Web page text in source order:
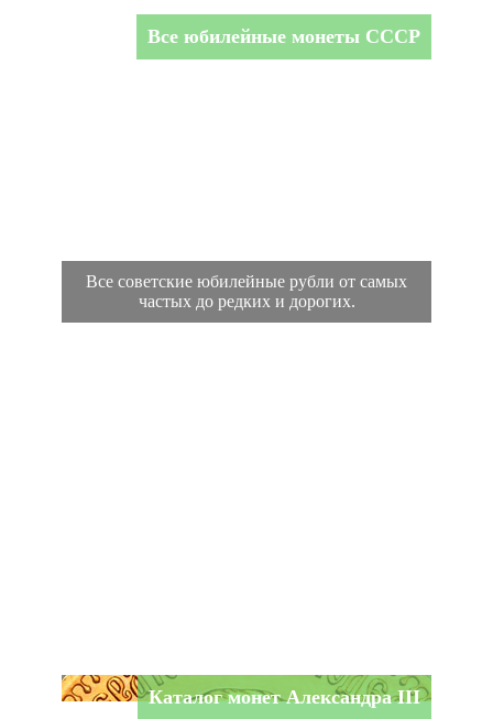
Все юбилейные монеты СССР
Все советские юбилейные рубли от самых
частых до редких и дорогих.
Каталог монет Александра III